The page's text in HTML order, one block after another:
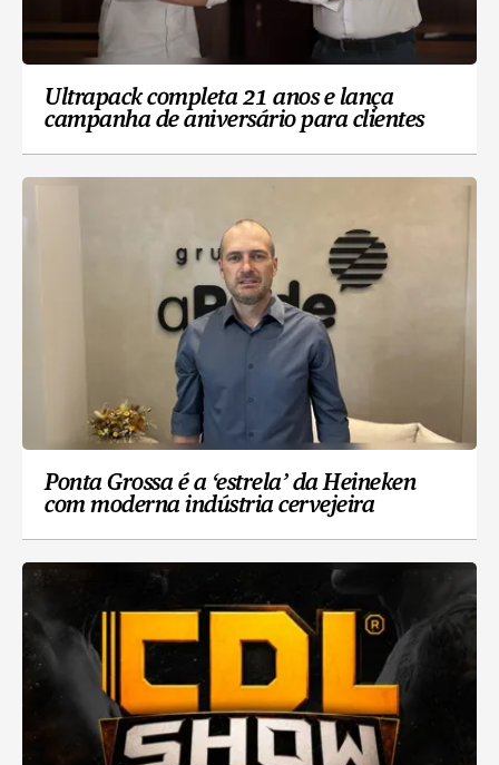
Ultrapack completa 21 anos e lança
campanha de aniversário para clientes
Ponta Grossa é a ‘estrela’ da Heineken
com moderna indústria cervejeira